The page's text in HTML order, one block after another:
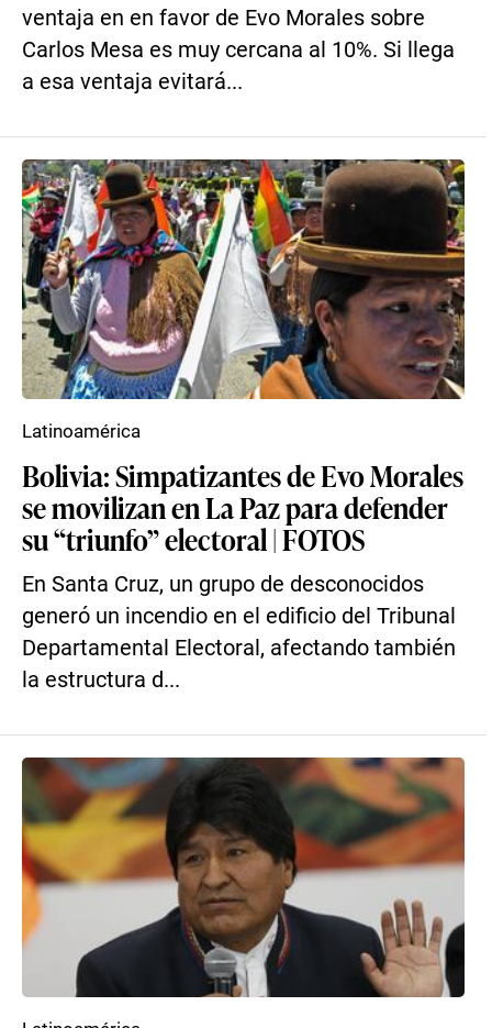
ventaja en en favor de Evo Morales sobre
Carlos Mesa es muy cercana al 10%. Si llega
a esa ventaja evitará...
Bolivia: Simpatizantes de Evo Morales
se movilizan en La Paz para defender
su “triunfo” electoral | FOTOS
En Santa Cruz, un grupo de desconocidos
generó un incendio en el edificio del Tribunal
Departamental Electoral, afectando también
la estructura d...
Latinoamérica